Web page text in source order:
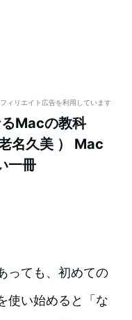
ィリエイト広告を利用しています
るMacの教科
名久美 ） Mac
一冊
っても、初めての
使い始めると「な